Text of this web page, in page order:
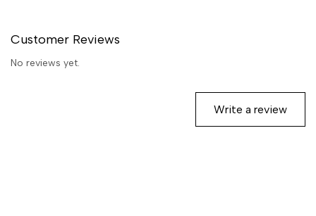
Customer Reviews
No reviews yet.
Write a review